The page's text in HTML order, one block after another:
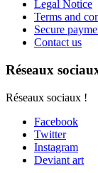
Legal Notice
Terms and
Secure
Contact us
Réseaux
Réseaux sociaux !
Facebook
Twitter
Instagram
Deviant art